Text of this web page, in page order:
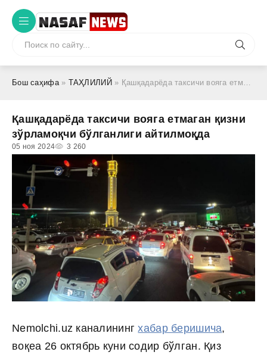
Бош саҳифа» ТАҲЛИЛИЙ » Қашқадарёда таксичи вояга етмаган қизни зўрламоқчи бўлганлиги айтилмоқда
Қашқадарёда таксичи вояга етмаган қизни
зўрламоқчи бўлганлиги айтилмоқда
05 ноя 2024 3 260
Nemolchi.uz каналинингхабар беришича,
воқеа 26 октябрь куни содир бўлган. Қиз